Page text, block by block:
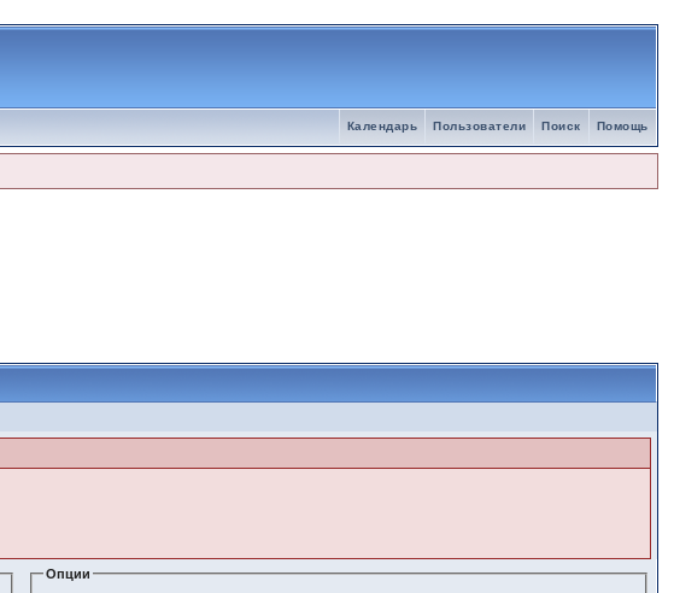
Помощь
Поиск
Пользователи
Календарь
Опции